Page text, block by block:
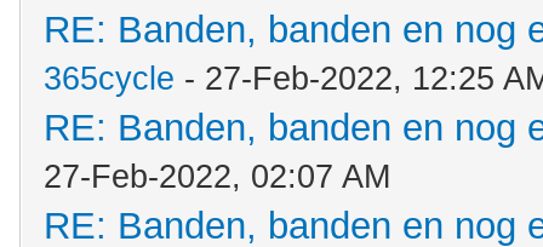
RE: Banden, banden en nog
365cycle - 27-Feb-2022, 12:25
RE: Banden, banden en nog
27-Feb-2022, 02:07 AM
RE: Banden, banden en nog